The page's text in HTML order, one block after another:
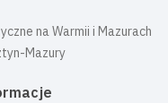
na Warmii i Mazurach
Mazury